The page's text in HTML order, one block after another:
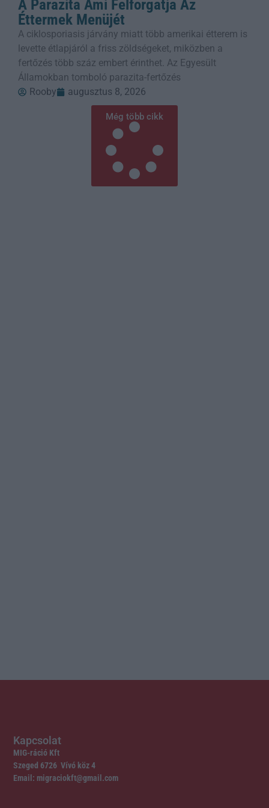
A Parazita Ami Felforgatja Az
Éttermek Menüjét
A ciklosporiasis járvány miatt több amerikai étterem is
levette étlapjáról a friss zöldségeket, miközben a
fertőzés több száz embert érinthet. Az Egyesült
Államokban tomboló parazita-fertőzés
Rooby
augusztus 8, 2026
Még több cikk
Kapcsolat
MIG-ráció Kft
Szeged 6726 Vívó köz 4
Email: migraciokft@gmail.com